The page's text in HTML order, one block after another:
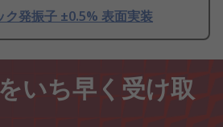
発振子 ±0.5% 表面実装
いち早く受け取